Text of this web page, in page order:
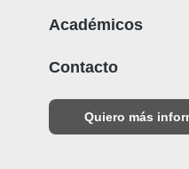
Académicos
Contacto
Quiero más